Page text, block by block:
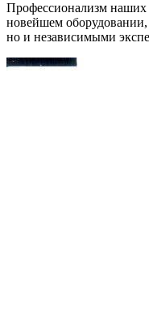
Профессионализм наших
новейшем
но и независимыми